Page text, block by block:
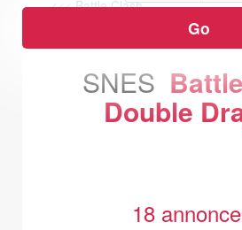
<<< Battle Clash
Battlemaniacs >>>
SNES
Double
18